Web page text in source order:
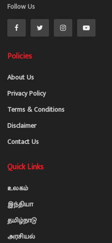
Follow Us
Policies
About Us
Privacy Policy
Terms & Conditions
Disclaimer
Contact Us
Quick Links
உலகம்
இந்தியா
தமிழ்நாடு
அரசியல்